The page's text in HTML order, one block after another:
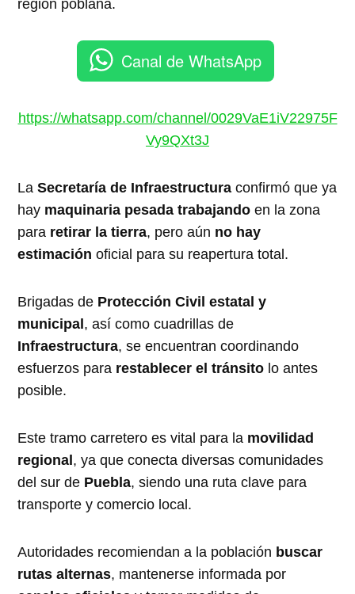
región poblana.
Canal de WhatsApp
https://whatsapp.com/channel/0029VaE1iV22975F
Vy9QXt3J
LaSecretaría de Infraestructura confirmó que ya
hay maquinaria pesada trabajando en la zona
para retirar la tierra, pero aún no hay
estimación oficial para su reapertura total.
Brigadas de Protección Civil estatal y
municipal, así como cuadrillas de
Infraestructura, se encuentran coordinando
esfuerzos para restablecer el tránsito lo antes
posible.
Este tramo carretero es vital para la movilidad
regional, ya que conecta diversas comunidades
del sur de Puebla, siendo una ruta clave para
transporte y comercio local.
Autoridades recomiendan a la población buscar
rutas alternas, mantenerse informada por